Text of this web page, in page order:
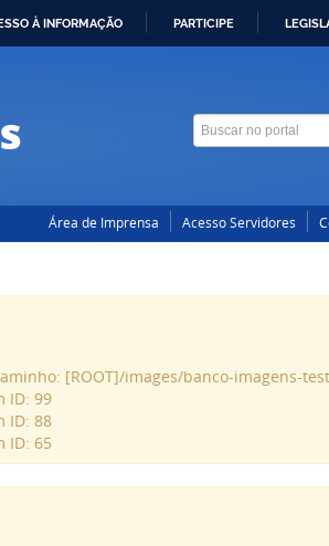
À INFORMAÇÃO PARTICIPE
Área de Imprensa Acesso Servidores
[ROOT]/images/banco-imagens-
ID: 99
ID: 88
ID: 65